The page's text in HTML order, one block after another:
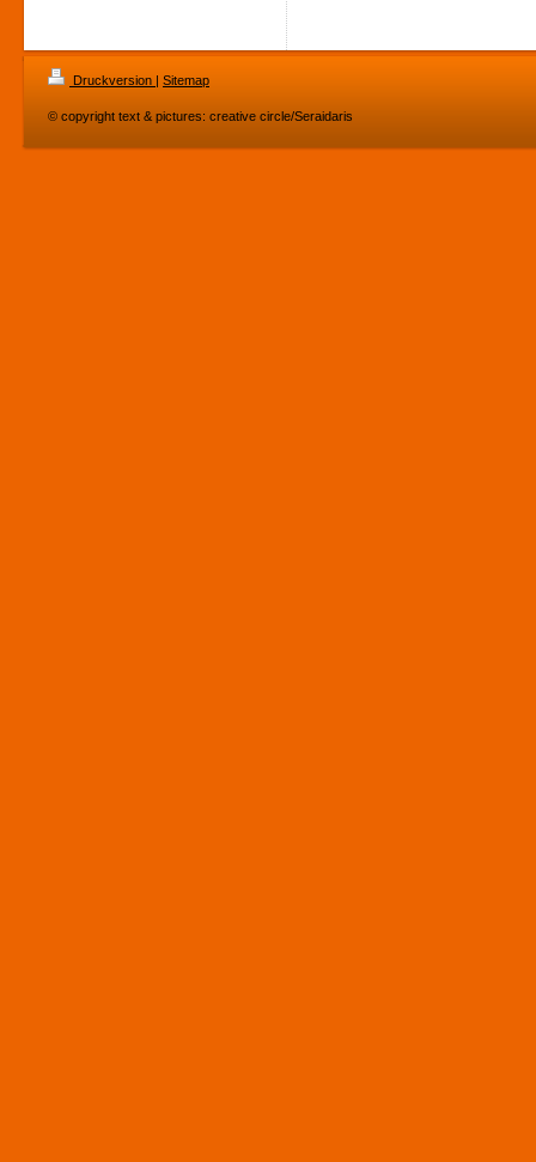
Druckversion | Sitemap
© copyright text & pictures: creative circle/Seraidaris